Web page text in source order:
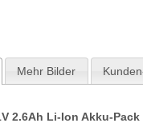
Mehr Bilder
2.6Ah Li-Ion Akku-